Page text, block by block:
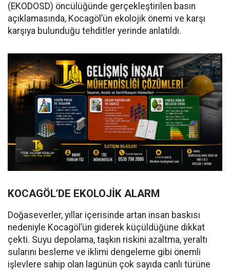
(EKODOSD) öncülüğünde gerçekleştirilen basın
açıklamasında, Kocagöl’ün ekolojik önemi ve karşı
karşıya bulunduğu tehditler yerinde anlatıldı.
KOCAGÖL’DE EKOLOJİK ALARM
Doğaseverler, yıllar içerisinde artan insan baskısı
nedeniyle Kocagöl’ün giderek küçüldüğüne dikkat
çekti. Suyu depolama, taşkın riskini azaltma, yeraltı
sularını besleme ve iklimi dengeleme gibi önemli
işlevlere sahip olan lagünün çok sayıda canlı türüne